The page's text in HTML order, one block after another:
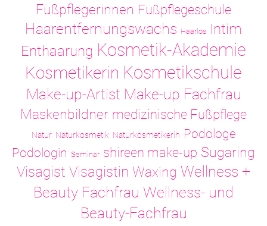
Fußpflegerinnen Fußpflegeschule
Haarentfernungswachs Haarlos Intim
Enthaarung Kosmetik-Akademie
Kosmetikerin Kosmetikschule
Make-up-Artist Make-up Fachfrau
Maskenbildner medizinische Fußpflege
Natur Naturkosmetik Naturkosmetikerin Podologe
Podologin Seminar shireen make-up Sugaring
Visagist Visagistin Waxing Wellness +
Beauty Fachfrau Wellness- und
Beauty-Fachfrau